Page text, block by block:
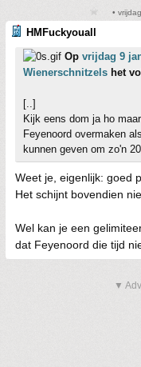
•
HMFuckyouall
Op vrijdag 9
Wienerschnitzels het
[..]
Kijk eens dom ja ho
Feyenoord overmaken
kunnen geven om zo'n
Weet je, eigenlijk: goed
Het schijnt bovendien
Wel kan je een
dat Feyenoord die tijd
▼